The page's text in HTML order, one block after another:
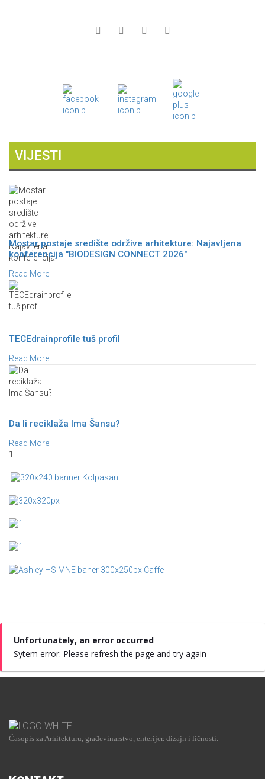
VIJESTI
Mostar postaje središte održive arhitekture: Najavljena
konferencija "BIODESIGN CONNECT 2026"
Read More
TECEdrainprofile tuš profil
Read More
Da li reciklaža Ima Šansu?
Read More
1
Unfortunately, an error occurred
Sytem error. Please refresh the page and try again
Časopis za Arhitekturu, građevinarstvo, enterijer. dizajn i ličnosti.